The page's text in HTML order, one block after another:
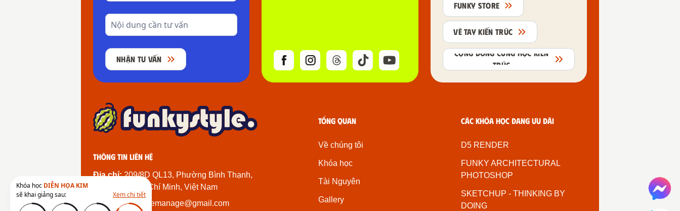
Khóa học DIỄN HỌA KIM
sẽ khai giảng sau:
Xem chi tiết
NHẬN TƯ VẤN
FUNKY STORE
VẼ TAY KIẾN TRÚC
CỘNG ĐỒNG CÙNG HỌC KIẾN
TRÚC
Thông tin liên hệ
Địa chỉ:209/8D QL13, Phường Bình Thạnh,
Thành Phố Hồ Chí Minh, Việt Nam
Email:
funkystylemanage@gmail.com
Tổng quan
Về chúng tôi
Khóa học
Tài Nguyên
Gallery
Các khóa học đang ưu đãi
D5 RENDER
FUNKY ARCHITECTURAL
PHOTOSHOP
SKETCHUP - THINKING BY
DOING